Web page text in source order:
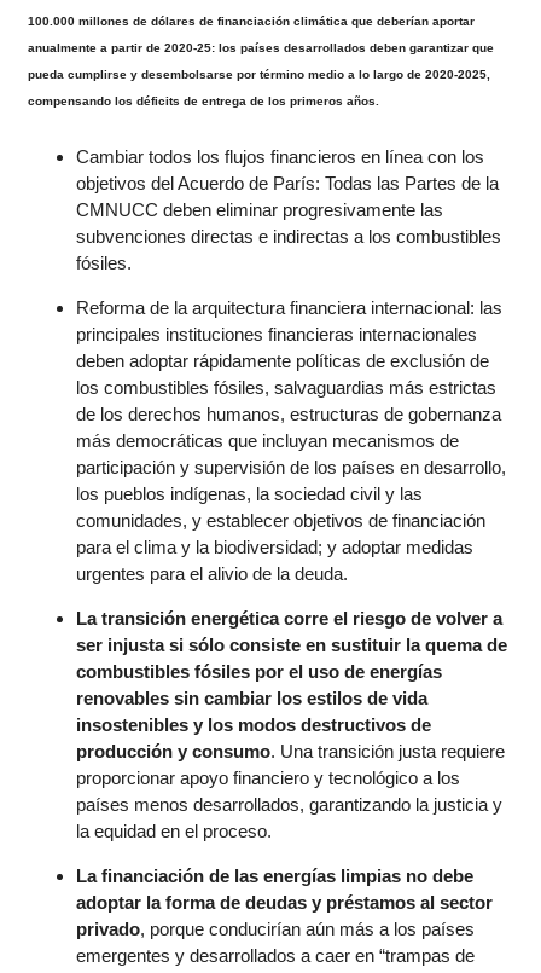
100.000 millones de dólares de financiación climática que deberían aportar
anualmente a partir de 2020-25: los países desarrollados deben garantizar que
pueda cumplirse y desembolsarse por término medio a lo largo de 2020-2025,
compensando los déficits de entrega de los primeros años.
Cambiar todos los flujos financieros en línea con los
objetivos del Acuerdo de París: Todas las Partes de la
CMNUCC deben eliminar progresivamente las
subvenciones directas e indirectas a los combustibles
fósiles.
Reforma de la arquitectura financiera internacional: las
principales instituciones financieras internacionales
deben adoptar rápidamente políticas de exclusión de
los combustibles fósiles, salvaguardias más estrictas
de los derechos humanos, estructuras de gobernanza
más democráticas que incluyan mecanismos de
participación y supervisión de los países en desarrollo,
los pueblos indígenas, la sociedad civil y las
comunidades, y establecer objetivos de financiación
para el clima y la biodiversidad; y adoptar medidas
urgentes para el alivio de la deuda.
La transición energética corre el riesgo de volver a
ser injusta si sólo consiste en sustituir la quema de
combustibles fósiles por el uso de energías
renovables sin cambiar los estilos de vida
insostenibles y los modos destructivos de
producción y consumo. Una transición justa requiere
proporcionar apoyo financiero y tecnológico a los
países menos desarrollados, garantizando la justicia y
la equidad en el proceso.
La financiación de las energías limpias no debe
adoptar la forma de deudas y préstamos al sector
privado, porque conducirían aún más a los países
emergentes y desarrollados a caer en “trampas de